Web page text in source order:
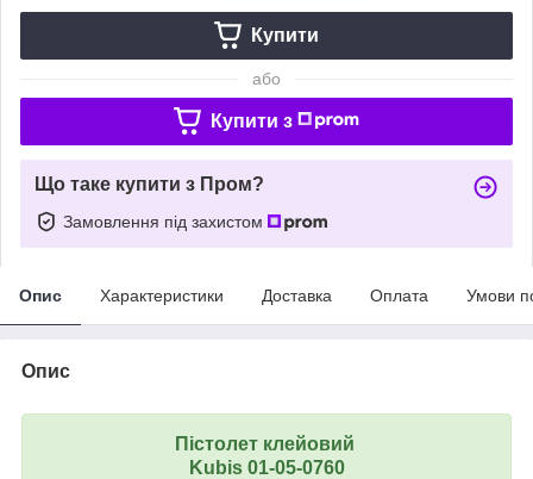
Купити
або
Купити з
Що таке купити з Пром?
Замовлення під захистом
Опис Характеристики Доставка Оплата Умови
Опис
Пістолет клейовий
Kubis 01-05-0760